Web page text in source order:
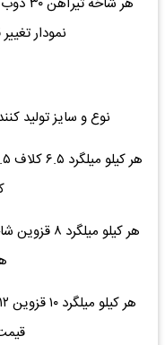
نمودار
نوع و سایز تولید